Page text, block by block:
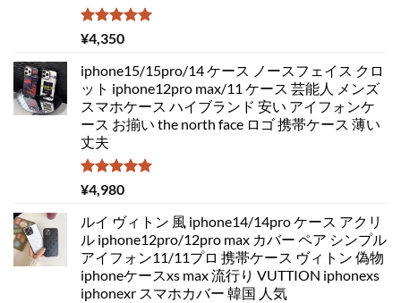
5段階中
5.00
¥4,350
iphone15/15pro/14 ケース ノースフェイス クロ
ット iphone12pro max/11 ケース 芸能人 メンズ
スマホケース ハイブランド 安い アイフォンケ
ース お揃い the north face ロゴ 携帯ケース 薄い
丈夫
5段階中
5.00
¥4,980
ルイ ヴィトン 風 iphone14/14pro ケース アクリ
ル iphone12pro/12pro max カバー ペア シンプル
アイフォン11/11プロ 携帯ケース ヴィトン 偽物
iphoneケースxs max 流行り VUTTION iphonexs
iphonexr スマホカバー 韓国 人気